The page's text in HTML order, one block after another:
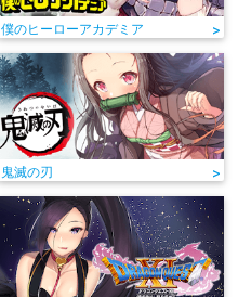
僕のヒーローアカデミア >
鬼滅の刃 >